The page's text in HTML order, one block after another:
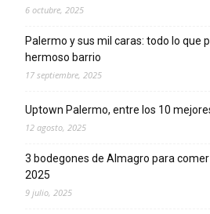
6 octubre, 2025
Palermo y sus mil caras: todo lo que
hermoso barrio
17 septiembre, 2025
Uptown Palermo, entre los 10
12 agosto, 2025
3 bodegones de Almagro para
2025
9 julio, 2025